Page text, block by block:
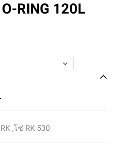
RING 120L
,โซ่ RK 530